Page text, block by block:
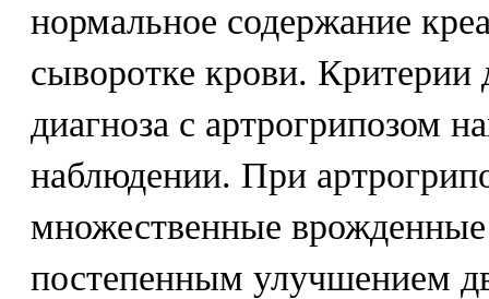
нормальное содержание
сыворотке крови. Критерии
диагноза с артрогрипозом
наблюдении. При
множественные
постепенным улучшением